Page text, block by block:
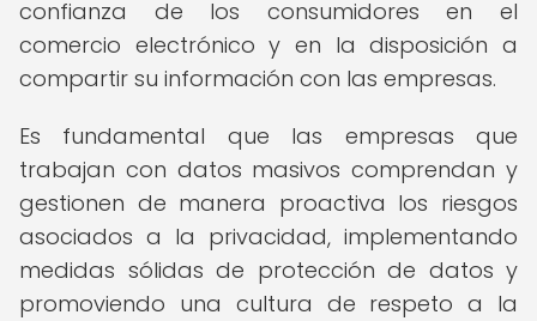
confianza de los consumidores en el
comercio electrónico y en la disposición a
compartir su información con las empresas.
Es fundamental que las empresas que
trabajan con datos masivos comprendan y
gestionen de manera proactiva los riesgos
asociados a la privacidad, implementando
medidas sólidas de protección de datos y
promoviendo una cultura de respeto a la